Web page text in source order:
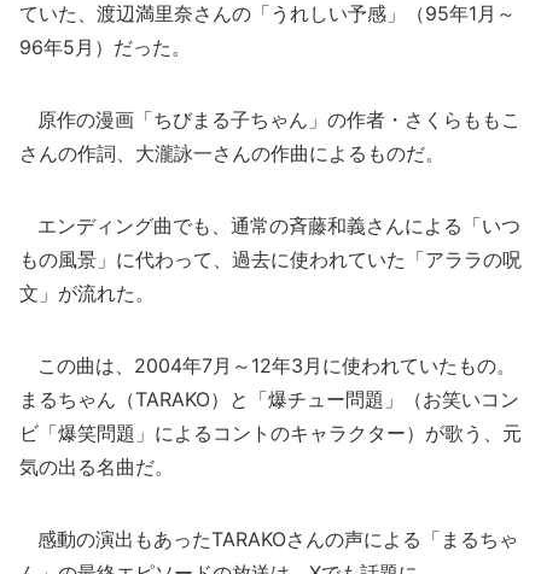
ていた、渡辺満里奈さんの「うれしい予感」（95年1月～
96年5月）だった。
原作の漫画「ちびまる子ちゃん」の作者・さくらももこ
さんの作詞、大瀧詠一さんの作曲によるものだ。
エンディング曲でも、通常の斉藤和義さんによる「いつ
もの風景」に代わって、過去に使われていた「アララの呪
文」が流れた。
この曲は、2004年7月～12年3月に使われていたもの。
まるちゃん（TARAKO）と「爆チュー問題」（お笑いコン
ビ「爆笑問題」によるコントのキャラクター）が歌う、元
気の出る名曲だ。
感動の演出もあったTARAKOさんの声による「まるちゃ